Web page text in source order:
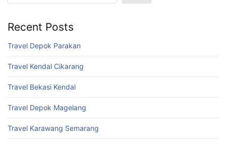
Recent Posts
Travel Depok Parakan
Travel Kendal Cikarang
Travel Bekasi Kendal
Travel Depok Magelang
Travel Karawang Semarang